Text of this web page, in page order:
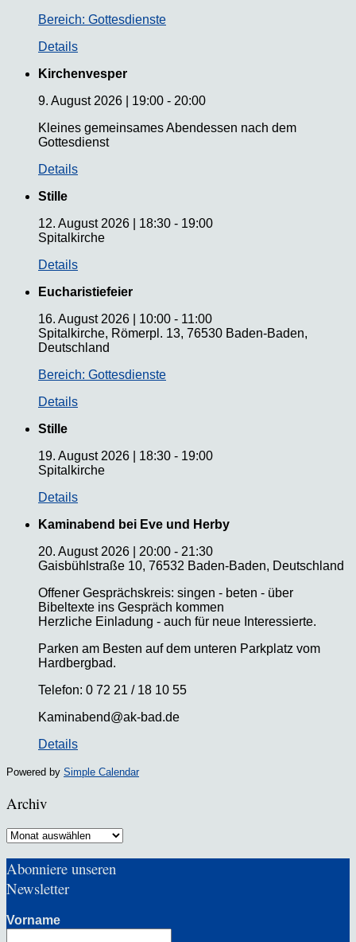
Bereich: Gottesdienste
Details
Kirchenvesper
9. August 2026
19:00 - 20:00
Kleines gemeinsames Abendessen nach dem
Gottesdienst
Details
Stille
12. August 2026
18:30 - 19:00
Spitalkirche
Details
Eucharistiefeier
16. August 2026
10:00 - 11:00
Spitalkirche, Römerpl. 13, 76530 Baden-Baden,
Deutschland
Bereich: Gottesdienste
Details
Stille
19. August 2026
18:30 - 19:00
Spitalkirche
Details
Kaminabend bei Eve und Herby
20. August 2026
20:00 - 21:30
Gaisbühlstraße 10, 76532 Baden-Baden, Deutschland
Offener Gesprächskreis: singen - beten - über
Bibeltexte ins Gespräch kommen
Herzliche Einladung - auch für neue Interessierte.
Parken am Besten auf dem unteren Parkplatz vom
Hardbergbad.
Telefon: 0 72 21 / 18 10 55
Kaminabend@ak-bad.de
Details
Powered by Simple Calendar
Archiv
Archiv
Abonniere unseren
Newsletter
Vorname